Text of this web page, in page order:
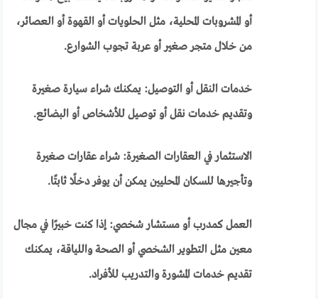
أو المشروبات المحلية، مثل الحلويات أو القهوة أو العصائر،
من خلال متجر صغير أو عربة تجوب الشوارع.
خدمات النقل أو التوصيل: يمكنك شراء سيارة صغيرة
وتقديم خدمات نقل أو توصيل للأشخاص أو البضائع.
الاستثمار في العقارات الصغيرة: شراء عقارات صغيرة
وتأجيرها للسكان المحليين يمكن أن يوفر دخلًا ثابتًا.
العمل كمدرب أو مستشار شخصي: إذا كنت خبيرًا في مجال
معين مثل التطوير الشخصي أو الصحة واللياقة، يمكنك
تقديم خدمات المشورة والتدريب للأفراد.